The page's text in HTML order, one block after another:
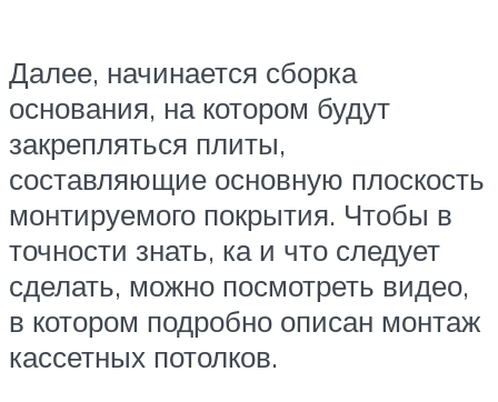
Далее, начинается сборка
основания, на котором будут
закрепляться плиты,
составляющие основную плоскость
монтируемого покрытия. Чтобы в
точности знать, ка и что следует
сделать, можно посмотреть видео,
в котором подробно описан монтаж
кассетных потолков.